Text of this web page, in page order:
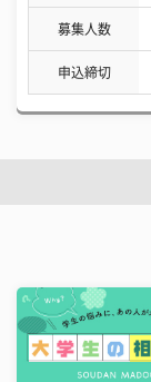
募集人数
申込締切